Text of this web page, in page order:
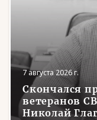
7 августа 2026 г.
Скончался
ветеранов
Николай